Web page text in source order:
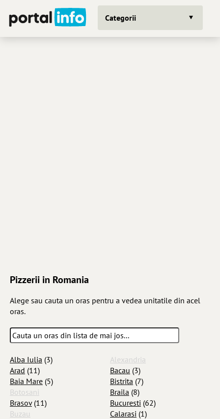
Categorii
Pizzerii in Romania
Alege sau cauta un oras pentru a vedea unitatile din acel
oras.
Alba Iulia (3)
Alexandria
Arad (11) Bacau (3)
Baia Mare (5) Bistrita (7)
Botosani
Braila (8)
Brasov (11) Bucuresti (62)
Buzau
Calarasi (1)